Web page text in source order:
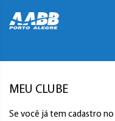
MEU CLUBE
Se você já tem cadastro no